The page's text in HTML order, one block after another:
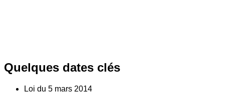
Quelques dates clés
Loi du 5 mars 2014